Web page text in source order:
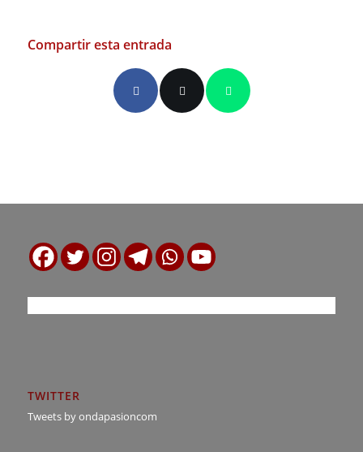
Compartir esta entrada
TWITTER
Tweets by ondapasioncom